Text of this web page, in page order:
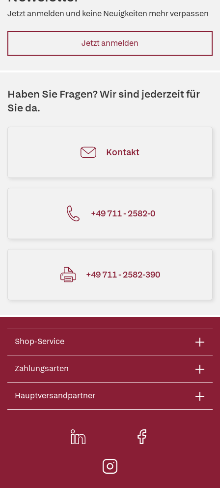
Jetzt anmelden und keine Neuigkeiten mehr verpassen
Jetzt anmelden
Haben Sie Fragen? Wir sind jederzeit für
Sie da.
Kontakt
+49 711 - 2582-0
+49 711 - 2582-390
Shop-Service
Zahlungsarten
Hauptversandpartner